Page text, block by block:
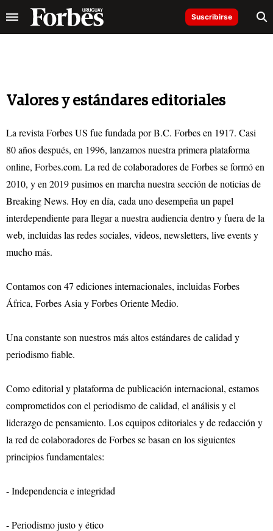
Suscribirse
Valores y estándares editoriales
La revista Forbes US fue fundada por B.C. Forbes en 1917. Casi
80 años después, en 1996, lanzamos nuestra primera plataforma
online, Forbes.com. La red de colaboradores de Forbes se formó en
2010, y en 2019 pusimos en marcha nuestra sección de noticias de
Breaking News. Hoy en día, cada uno desempeña un papel
interdependiente para llegar a nuestra audiencia dentro y fuera de la
web, incluidas las redes sociales, videos, newsletters, live events y
mucho más.
Contamos con 47 ediciones internacionales, incluidas Forbes
África, Forbes Asia y Forbes Oriente Medio.
Una constante son nuestros más altos estándares de calidad y
periodismo fiable.
Como editorial y plataforma de publicación internacional, estamos
comprometidos con el periodismo de calidad, el análisis y el
liderazgo de pensamiento. Los equipos editoriales y de redacción y
la red de colaboradores de Forbes se basan en los siguientes
principios fundamentales:
- Independencia e integridad
- Periodismo justo y ético